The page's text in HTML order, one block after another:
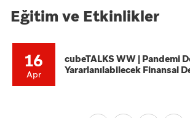
Eğitim ve Etkinlikler
16
Apr
cubeTALKS WW | Pandemi
Yararlanılabilecek Finansal